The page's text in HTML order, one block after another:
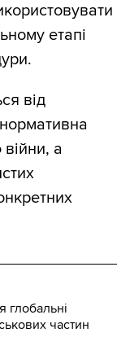
етапі
від
а
глобальні
частин